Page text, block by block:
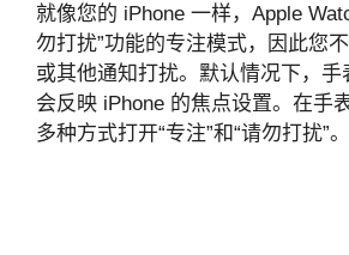
就像您的 iPhone 一样，Apple
勿打扰”功能的专注模式，因此您
或其他通知打扰。默认情况下，手
会反映 iPhone 的焦点设置。在手
多种方式打开“专注”和“请勿打扰”。